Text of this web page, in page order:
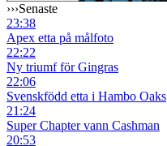
›››Senaste
23:38
Apex etta på målfoto
22:22
Ny triumf för Gingras
22:06
Svenskfödd etta i Hambo Oaks
21:24
Super Chapter vann Cashman
20:53